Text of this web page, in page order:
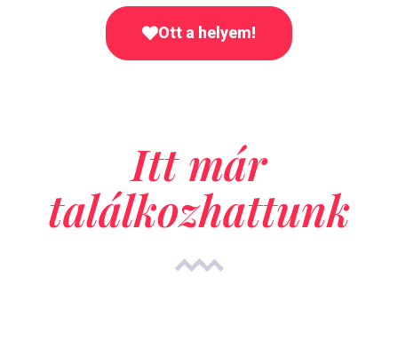
Ott a helyem!
Itt már
találkozhattunk